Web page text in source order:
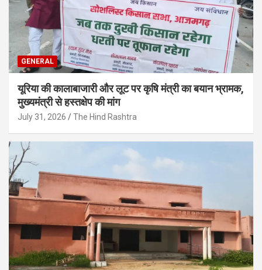
GENERAL
यूरिया की कालाबाजारी और लूट पर कृषि मंत्री का बयान भ्रामक,
मुख्यमंत्री से हस्तक्षेप की मांग
July 31, 2026 The Hind Rashtra